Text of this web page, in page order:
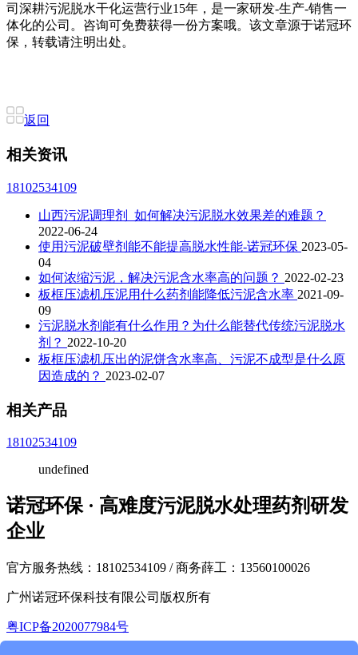
司深耕污泥脱水干化运营行业15年，是一家研发-生产-销售一
体化的公司。咨询可免费获得一份方案哦。该文章源于诺冠环
保，转载请注明出处。
返回
相关资讯
18102534109
山西污泥调理剂_如何解决污泥脱水效果差的难题？
2022-06-24
使用污泥破壁剂能不能提高脱水性能-诺冠环保 2023-05-
04
如何浓缩污泥，解决污泥含水率高的问题？ 2022-02-23
板框压滤机压泥用什么药剂能降低污泥含水率 2021-09-
09
污泥脱水剂能有什么作用？为什么能替代传统污泥脱水
剂？ 2022-10-20
板框压滤机压出的泥饼含水率高、污泥不成型是什么原
因造成的？ 2023-02-07
相关产品
18102534109
undefined
诺冠环保 · 高难度污泥脱水处理药剂研发
企业
官方服务热线：18102534109 / 商务薛工：13560100026
广州诺冠环保科技有限公司版权所有
粤ICP备2020077984号